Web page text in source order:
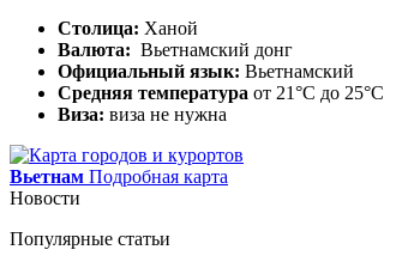
Столица: Ханой
Валюта: Вьетнамский донг
Официальный язык: Вьетнамский
Средняя температура от 21°C до 25°C
Виза: виза не нужна
Вьетнам Подробная карта
Новости
Популярные статьи